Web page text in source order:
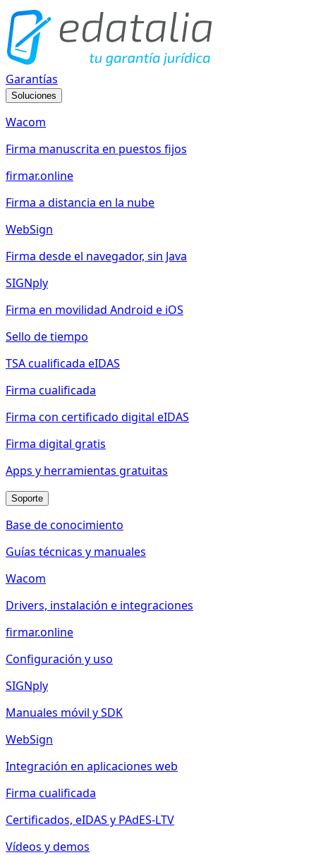
Garantías
Soluciones
Wacom
Firma manuscrita en puestos fijos
firmar.online
Firma a distancia en la nube
WebSign
Firma desde el navegador, sin Java
SIGNply
Firma en movilidad Android e iOS
Sello de tiempo
TSA cualificada eIDAS
Firma cualificada
Firma con certificado digital eIDAS
Firma digital gratis
Apps y herramientas gratuitas
Soporte
Base de conocimiento
Guías técnicas y manuales
Wacom
Drivers, instalación e integraciones
firmar.online
Configuración y uso
SIGNply
Manuales móvil y SDK
WebSign
Integración en aplicaciones web
Firma cualificada
Certificados, eIDAS y PAdES-LTV
Vídeos y demos